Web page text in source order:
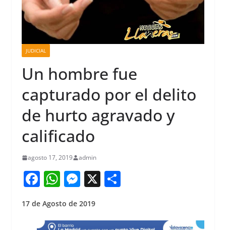
JUDICIAL
Un hombre fue
capturado por el delito
de hurto agravado y
calificado
agosto 17, 2019 admin
F
c
W
at
M
ss
X S
17 de Agosto de 2019